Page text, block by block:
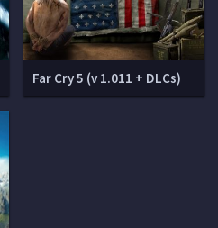
Far Cry 5 (v 1.011 + DLCs)